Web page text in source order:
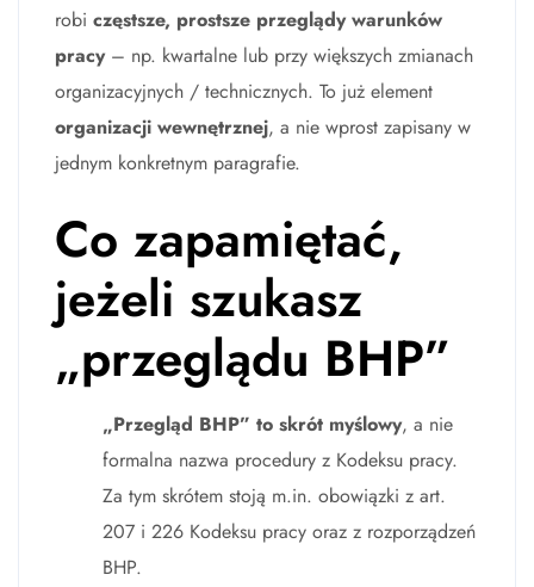
robi częstsze, prostsze przeglądy warunków
pracy– np. kwartalne lub przy większych zmianach
organizacyjnych / technicznych. To już element
organizacji wewnętrznej, a nie wprost zapisany w
jednym konkretnym paragrafie.
Co zapamiętać,
jeżeli szukasz
„przeglądu BHP”
„Przegląd BHP” to skrót myślowy, a nie
formalna nazwa procedury z Kodeksu pracy.
Za tym skrótem stoją m.in. obowiązki z art.
207 i 226 Kodeksu pracy oraz z rozporządzeń
BHP.